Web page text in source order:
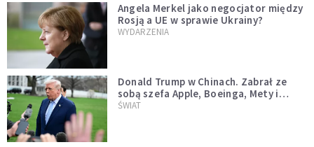
Angela Merkel jako negocjator między
Rosją a UE w sprawie Ukrainy?
WYDARZENIA
Donald Trump w Chinach. Zabrał ze
sobą szefa Apple, Boeinga, Mety i
Muska
ŚWIAT